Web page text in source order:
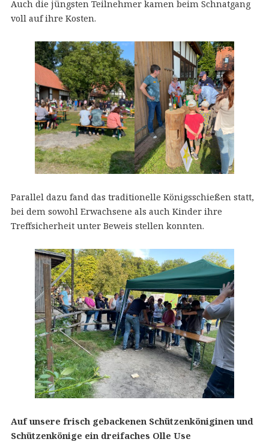
Auch die jüngsten Teilnehmer kamen beim Schnatgang
voll auf ihre Kosten.
Parallel dazu fand das traditionelle Königsschießen statt,
bei dem sowohl Erwachsene als auch Kinder ihre
Treffsicherheit unter Beweis stellen konnten.
Auf unsere frisch gebackenen Schützenköniginen und
Schützenkönige ein dreifaches Olle Use